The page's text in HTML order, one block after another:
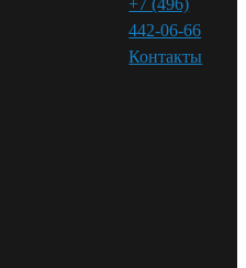
442-06-66
Контакты⁠